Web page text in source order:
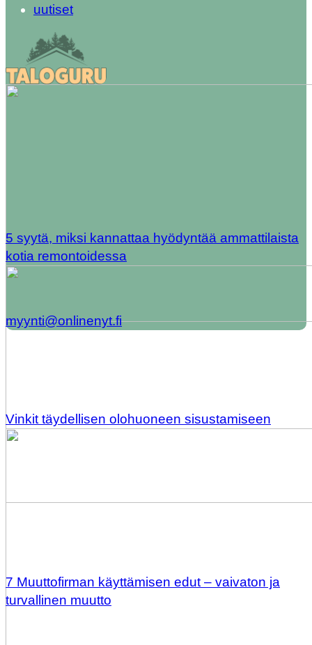
uutiset
5 syytä, miksi kannattaa hyödyntää ammattilaista
kotia remontoidessa
Vinkit täydellisen olohuoneen sisustamiseen
7 Muuttofirman käyttämisen edut – vaivaton ja
turvallinen muutto
myynti@onlinenyt.fi